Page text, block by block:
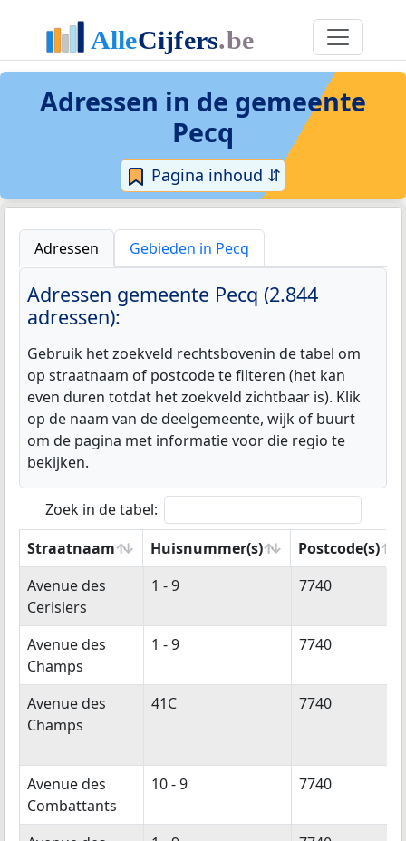
Adressen in de gemeente
Pecq
Pagina inhoud ⇵
Adressen Gebieden in Pecq
Adressen gemeente Pecq (2.844
adressen):
Gebruik het zoekveld rechtsbovenin de tabel om
op straatnaam of postcode te filteren (het kan
even duren totdat het zoekveld zichtbaar is). Klik
op de naam van de deelgemeente, wijk of buurt
om de pagina met informatie voor die regio te
bekijken.
Zoek in de tabel:
Straatnaam
Huisnummer(s)
Postcode(s)
Straatnaam
Huisnummer(s) Postcode(s)
Avenue des
Cerisiers
1 - 9 7740
Avenue des
Champs
1 - 9 7740
Avenue des
Champs
41C 7740
Avenue des
Combattants
10 - 9 7740